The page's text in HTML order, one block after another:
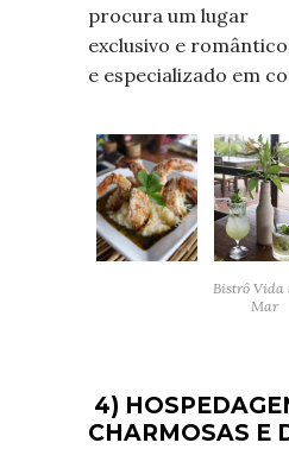
procura um lugar
exclusivo e
e especializado em
Bistrô Vida
Mar
4)
CHARMOSAS E